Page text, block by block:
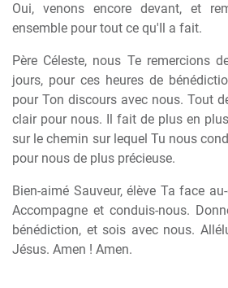
Oui, venons encore devant, et
ensemble pour tout ce qu'Il a fait.
Père Céleste, nous Te remercions
jours, pour ces heures de
pour Ton discours avec nous. Tout
clair pour nous. Il fait de plus en
sur le chemin sur lequel Tu nous
pour nous de plus précieuse.
Bien-aimé Sauveur, élève Ta face
Accompagne et conduis-nous.
bénédiction, et sois avec nous.
Jésus. Amen ! Amen.